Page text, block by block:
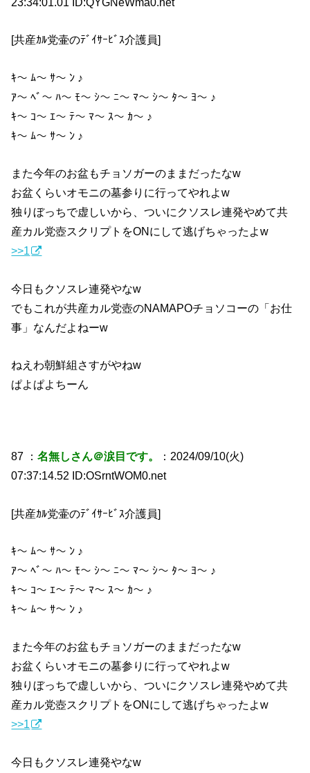
[共産ｶﾙ党壷のﾃﾞｲｻｰﾋﾞｽ介護員]
ｷ〜 ﾑ〜 ｻ〜 ﾝ ♪
ｱ〜 ﾍﾞ〜 ﾊ〜 ﾓ〜 ｼ〜 ﾆ〜 ﾏ〜 ｼ〜 ﾀ〜 ﾖ〜 ♪
ｷ〜 ｺ〜 ｴ〜 ﾃ〜 ﾏ〜 ｽ〜 ｶ〜 ♪
ｷ〜 ﾑ〜 ｻ〜 ﾝ ♪
また今年のお盆もチョソガーのままだったなw
お盆くらいオモニの墓参りに行ってやれよw
独りぼっちで虚しいから、ついにクソスレ連発やめて共
産カル党壺スクリプトをONにして逃げちゃったよw
>>1
今日もクソスレ連発やなw
でもこれが共産カル党壺のNAMAPOチョソコーの「お仕
事」なんだよねーw
ねえわ朝鮮組さすがやねw
ぱよぱよちーん
87 ：名無しさん＠涙目です。
：2024/09/10(火)
07:37:14.52 ID:OSrntWOM0.net
[共産ｶﾙ党壷のﾃﾞｲｻｰﾋﾞｽ介護員]
ｷ〜 ﾑ〜 ｻ〜 ﾝ ♪
ｱ〜 ﾍﾞ〜 ﾊ〜 ﾓ〜 ｼ〜 ﾆ〜 ﾏ〜 ｼ〜 ﾀ〜 ﾖ〜 ♪
ｷ〜 ｺ〜 ｴ〜 ﾃ〜 ﾏ〜 ｽ〜 ｶ〜 ♪
ｷ〜 ﾑ〜 ｻ〜 ﾝ ♪
また今年のお盆もチョソガーのままだったなw
お盆くらいオモニの墓参りに行ってやれよw
独りぼっちで虚しいから、ついにクソスレ連発やめて共
産カル党壺スクリプトをONにして逃げちゃったよw
>>1
今日もクソスレ連発やなw